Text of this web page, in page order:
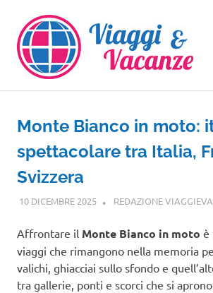
contenuto
Monte Bianco in moto:
spettacolare tra Italia,
Svizzera
10 DICEMBRE 2025 REDAZIONE
Affrontare il Monte Bianco in moto è
viaggi che rimangono nella memoria
valichi, ghiacciai sullo sfondo e
tra gallerie, ponti e scorci che si